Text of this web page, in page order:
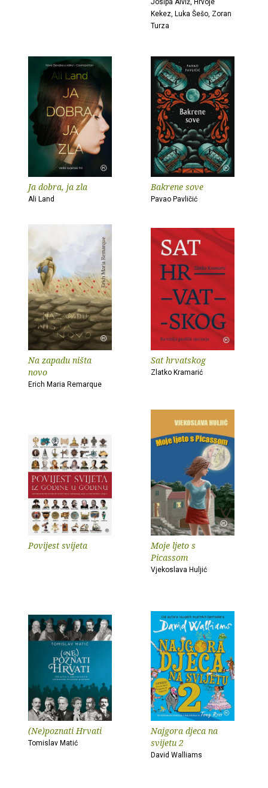
Josipa Alviž, Hrvoje
Kekez, Luka Šešo, Zoran
Turza
Ja dobra, ja zla
Ali Land
Bakrene sove
Pavao Pavličić
Na zapadu ništa
novo
Erich Maria Remarque
Sat hrvatskog
Zlatko Kramarić
Povijest svijeta
Moje ljeto s
Picassom
Vjekoslava Huljić
(Ne)poznati Hrvati
Tomislav Matić
Najgora djeca na
svijetu 2
David Walliams